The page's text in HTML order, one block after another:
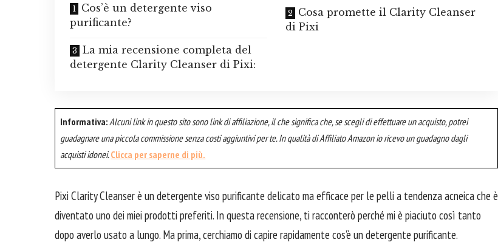
Cos’è un detergente viso
purificante?
Cosa promette il Clarity Cleanser
di Pixi
La mia recensione completa del
detergente Clarity Cleanser di Pixi:
Informativa:Alcuni link in questo sito sono link di affiliazione, il che significa che, se scegli di effettuare un acquisto, potrei
guadagnare una piccola commissione senza costi aggiuntivi per te. In qualità di Affiliato Amazon io ricevo un guadagno dagli
acquisti idonei.Clicca per saperne di più.
Pixi Clarity Cleanser è un detergente viso purificante delicato ma efficace per le pelli a tendenza acneica che è
diventato uno dei miei prodotti preferiti. In questa recensione, ti racconterò perché mi è piaciuto così tanto
dopo averlo usato a lungo. Ma prima, cerchiamo di capire rapidamente cos’è un detergente purificante.